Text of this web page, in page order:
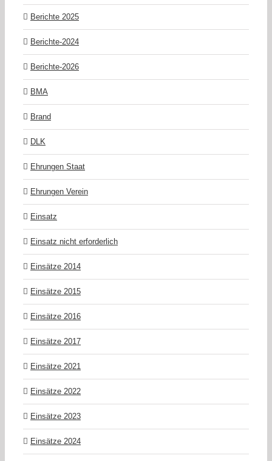
Berichte 2025
Berichte-2024
Berichte-2026
BMA
Brand
DLK
Ehrungen Staat
Ehrungen Verein
Einsatz
Einsatz nicht erforderlich
Einsätze 2014
Einsätze 2015
Einsätze 2016
Einsätze 2017
Einsätze 2021
Einsätze 2022
Einsätze 2023
Einsätze 2024